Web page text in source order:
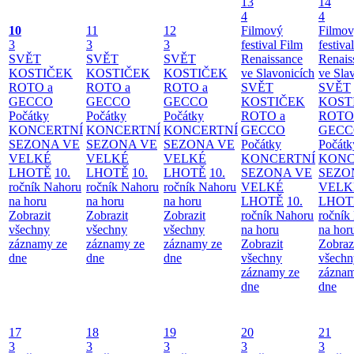
10
3
SVĚT
KOSTIČEK
ROTO a
GECCO
Počátky
KONCERTNÍ
SEZONA VE
VELKÉ
LHOTĚ 10.
ročník Nahoru
na horu
Zobrazit
všechny
záznamy ze
dne
11
3
SVĚT
KOSTIČEK
ROTO a
GECCO
Počátky
KONCERTNÍ
SEZONA VE
VELKÉ
LHOTĚ 10.
ročník Nahoru
na horu
Zobrazit
všechny
záznamy ze
dne
12
3
SVĚT
KOSTIČEK
ROTO a
GECCO
Počátky
KONCERTNÍ
SEZONA VE
VELKÉ
LHOTĚ 10.
ročník Nahoru
na horu
Zobrazit
všechny
záznamy ze
dne
4
Filmový
festival Film
Renaissance
ve Slavonicích
SVĚT
KOSTIČEK
ROTO a
GECCO
Počátky
KONCERTNÍ
SEZONA VE
VELKÉ
LHOTĚ 10.
ročník Nahoru
na horu
Zobrazit
všechny
záznamy ze
dne
4
ve
SVĚT
ročník
na
dne
17
3
18
3
19
3
20
3
21
3